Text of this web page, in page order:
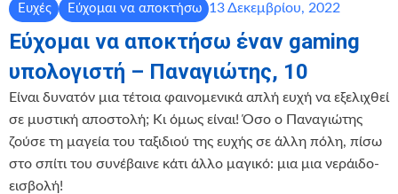
Ευχές Εύχομαι να αποκτήσω 13 Δεκεμβρίου, 2022
Εύχομαι να αποκτήσω έναν gaming
υπολογιστή – Παναγιώτης, 10
Είναι δυνατόν μια τέτοια φαινομενικά απλή ευχή να εξελιχθεί
σε μυστική αποστολή; Κι όμως είναι! Όσο ο Παναγιώτης
ζούσε τη μαγεία του ταξιδιού της ευχής σε άλλη πόλη, πίσω
στο σπίτι του συνέβαινε κάτι άλλο μαγικό: μια μια νεράιδο-
εισβολή!